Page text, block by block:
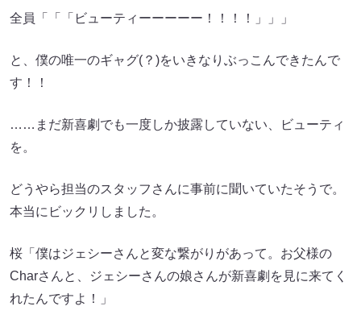
全員「「「ビューティーーーーー！！！！」」」
と、僕の唯一のギャグ(？)をいきなりぶっこんできたんで
す！！
……まだ新喜劇でも一度しか披露していない、ビューティ
を。
どうやら担当のスタッフさんに事前に聞いていたそうで。
本当にビックリしました。
桜「僕はジェシーさんと変な繋がりがあって。お父様の
Charさんと、ジェシーさんの娘さんが新喜劇を見に来てく
れたんですよ！」